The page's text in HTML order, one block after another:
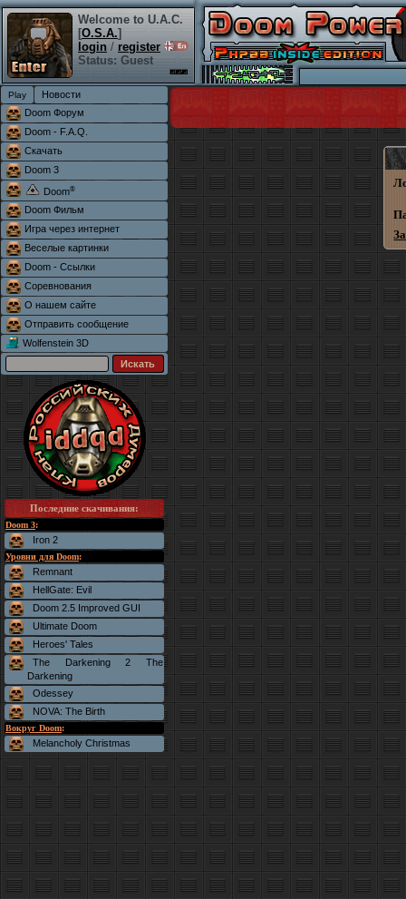
Welcome to U.A.C.
[O.S.A.]
login / register
Status: Guest
Новости
Doom Форум
Doom - F.A.Q.
Скачать
Doom 3
Doom®
Doom Фильм
Игра через интернет
Веселые картинки
Doom - Ссылки
Соревнования
О нашем сайте
Отправить сообщение
Wolfenstein 3D
Последние скачивания:
Doom 3:
Iron 2
Уровни для Doom:
Remnant
HellGate: Evil
Doom 2.5 Improved GUI
Ultimate Doom
Heroes' Tales
The Darkening 2 The
Darkening
Odessey
NOVA: The Birth
Вокруг Doom:
Melancholy Christmas